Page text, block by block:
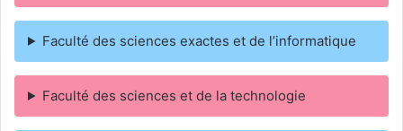
Faculté des sciences exactes et de l’informatique
Faculté des sciences et de la technologie